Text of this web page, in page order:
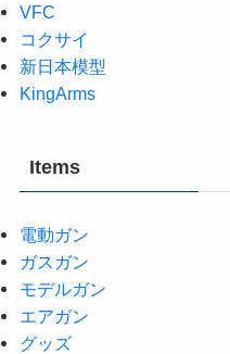
VFC
コクサイ
新日本模型
KingArms
Items
電動ガン
ガスガン
モデルガン
エアガン
グッズ